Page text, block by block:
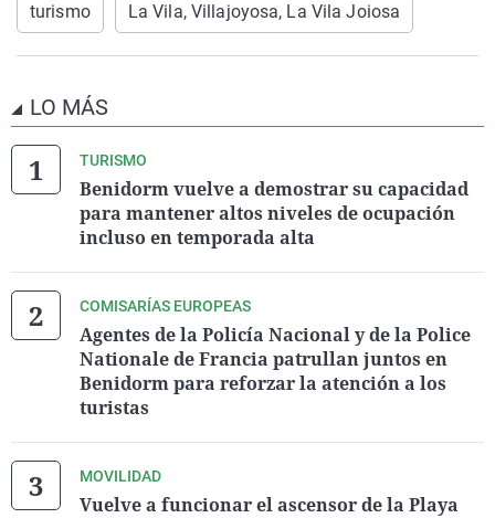
turismo La Vila, Villajoyosa, La Vila Joiosa
LO MÁS
TURISMO
Benidorm vuelve a demostrar su capacidad
para mantener altos niveles de ocupación
incluso en temporada alta
COMISARÍAS EUROPEAS
Agentes de la Policía Nacional y de la Police
Nationale de Francia patrullan juntos en
Benidorm para reforzar la atención a los
turistas
MOVILIDAD
Vuelve a funcionar el ascensor de la Playa